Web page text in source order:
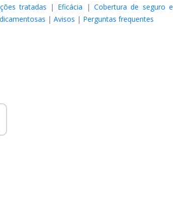
tratadas | Eficácia |Cobertura de seguro e
| Avisos | Perguntas frequentes